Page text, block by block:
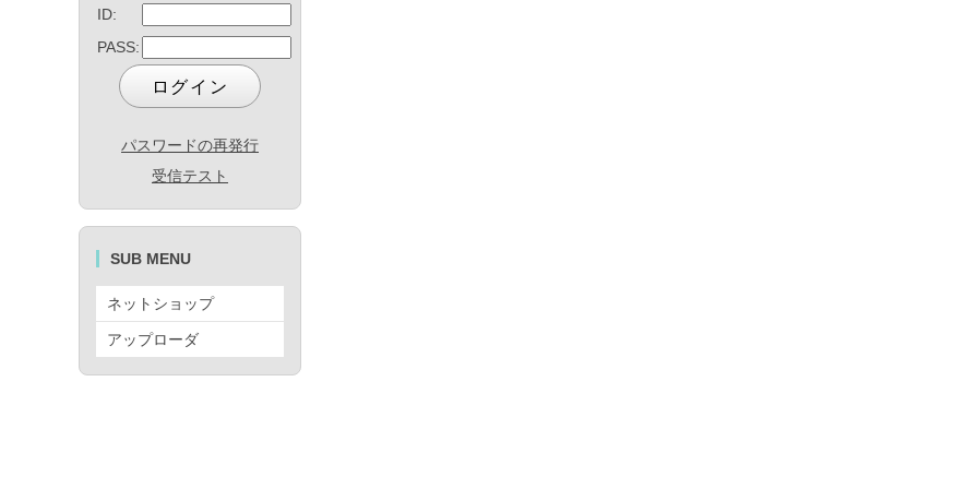
ID:
PASS:
パスワードの再発行
受信テスト
SUB MENU
ネットショップ
アップローダ